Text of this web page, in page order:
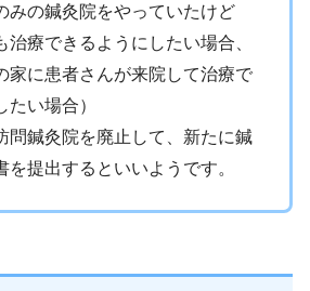
みの鍼灸院をやっていたけど
治療できるようにしたい場合、
家に患者さんが来院して治療で
たい場合）
問鍼灸院を廃止して、新たに鍼
を提出するといいようです。